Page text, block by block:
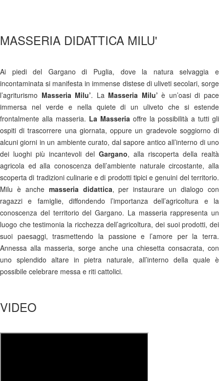
MASSERIA DIDATTICA MILU'
Ai piedi del Gargano di Puglia, dove la natura selvaggia e
incontaminata si manifesta in immense distese di uliveti secolari, sorge
l’agriturismo Masseria Milu’. La Masseria Milu’ è un’oasi di pace
immersa nel verde e nella quiete di un uliveto che si estende
frontalmente alla masseria. La Masseria offre la possibilità a tutti gli
ospiti di trascorrere una giornata, oppure un gradevole soggiorno di
alcuni giorni in un ambiente curato, dal sapore antico all’interno di uno
dei luoghi più incantevoli del Gargano, alla riscoperta della realtà
agricola ed alla conoscenza dell’ambiente naturale circostante, alla
scoperta di tradizioni culinarie e di prodotti tipici e genuini del territorio.
Milu è anche masseria didattica, per instaurare un dialogo con
ragazzi e famiglie, diffondendo l’importanza dell’agricoltura e la
conoscenza del territorio del Gargano. La masseria rappresenta un
luogo che testimonia la ricchezza dell’agricoltura, dei suoi prodotti, dei
suoi paesaggi, trasmettendo la passione e l’amore per la terra.
Annessa alla masseria, sorge anche una chiesetta consacrata, con
uno splendido altare in pietra naturale, all’interno della quale è
possibile celebrare messa e riti cattolici.
VIDEO